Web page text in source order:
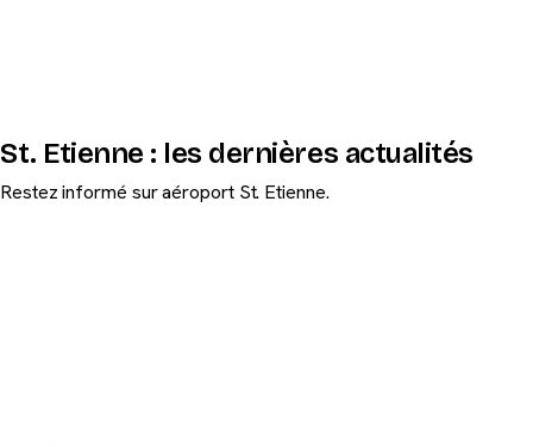
St. Etienne : les dernières actualités
Restez informé sur aéroport St. Etienne.